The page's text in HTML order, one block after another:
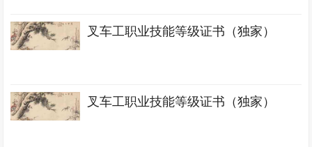
叉车工职业技能等级证书（独家）
叉车工职业技能等级证书（独家）